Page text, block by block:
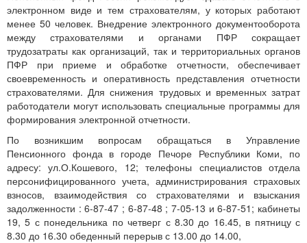
электронном виде и тем страхователям, у которых работают
менее 50 человек. Внедрение электронного документооборота
между страхователями и органами ПФР сокращает
трудозатраты как организаций, так и территориальных органов
ПФР при приеме и обработке отчетности, обеспечивает
своевременность и оперативность представления отчетности
страхователями. Для снижения трудовых и временных затрат
работодатели могут использовать специальные программы для
формирования электронной отчетности.
По возникшим вопросам обращаться в Управление
Пенсионного фонда в городе Печоре Республики Коми, по
адресу: ул.О.Кошевого, 12; телефоны специалистов отдела
персонифицированного учета, администрирования страховых
взносов, взаимодействия со страхователями и взыскания
задолженности : 6-87-47 ; 6-87-48 ; 7-05-13 и 6-87-51; кабинеты
19, 5 с понедельника по четверг с 8.30 до 16.45, в пятницу с
8.30 до 16.30 обеденный перерыв с 13.00 до 14.00,